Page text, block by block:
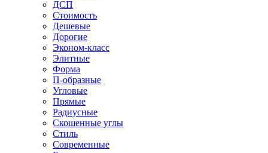
ДСП
Стоимость
Дешевые
Дорогие
Эконом-класс
Элитные
Форма
П-образные
Угловые
Прямые
Радиусные
Скошенные углы
Стиль
Современные